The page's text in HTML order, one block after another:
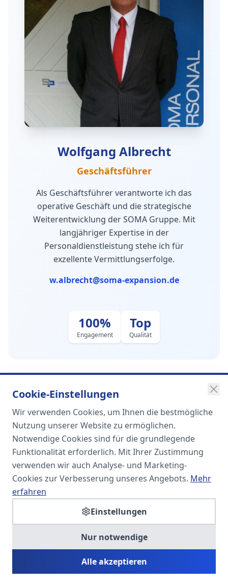
Wolfgang Albrecht
Geschäftsführer
Als Geschäftsführer verantworte ich das
operative Geschäft und die strategische
Weiterentwicklung der SOMA Gruppe. Mit
langjähriger Expertise in der
Personaldienstleistung stehe ich für
exzellente Vermittlungserfolge.
w.albrecht@soma-expansion.de
100%
Engagement
Top
Qualität
SOMA
Unternehmensgruppe
Spezialisiert auf Fach- und
Führungskräfte in der
SOMA HR KONSULT UG
Personalberatung & Executive Search
Cookie-Einstellungen
Wir verwenden Cookies, um Ihnen die bestmögliche
Nutzung unserer Website zu ermöglichen.
Notwendige Cookies sind für die grundlegende
Funktionalität erforderlich. Mit Ihrer Zustimmung
verwenden wir auch Analyse- und Marketing-
Cookies zur Verbesserung unseres Angebots. Mehr
erfahren
Einstellungen
Nur notwendige
Alle akzeptieren